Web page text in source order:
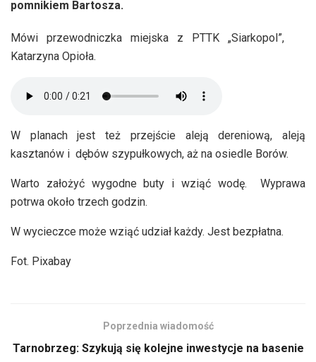
pomnikiem Bartosza.
Mówi przewodniczka miejska z PTTK „Siarkopol”,
Katarzyna Opioła.
W planach jest też przejście aleją dereniową, aleją
kasztanów i dębów szypułkowych, aż na osiedle Borów.
Warto założyć wygodne buty i wziąć wodę. Wyprawa
potrwa około trzech godzin.
W wycieczce może wziąć udział każdy. Jest bezpłatna.
Fot. Pixabay
Poprzednia wiadomość
Tarnobrzeg: Szykują się kolejne inwestycje na basenie